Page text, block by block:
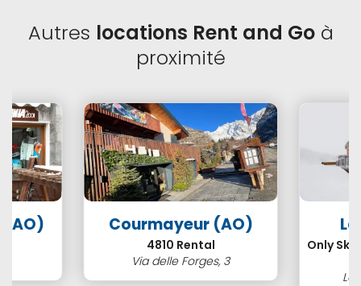
Autres locations Rent and Goà
proximité
(AO) Courmayeur (AO)
4810 Rental
Via delle Forges, 3
Only Ski